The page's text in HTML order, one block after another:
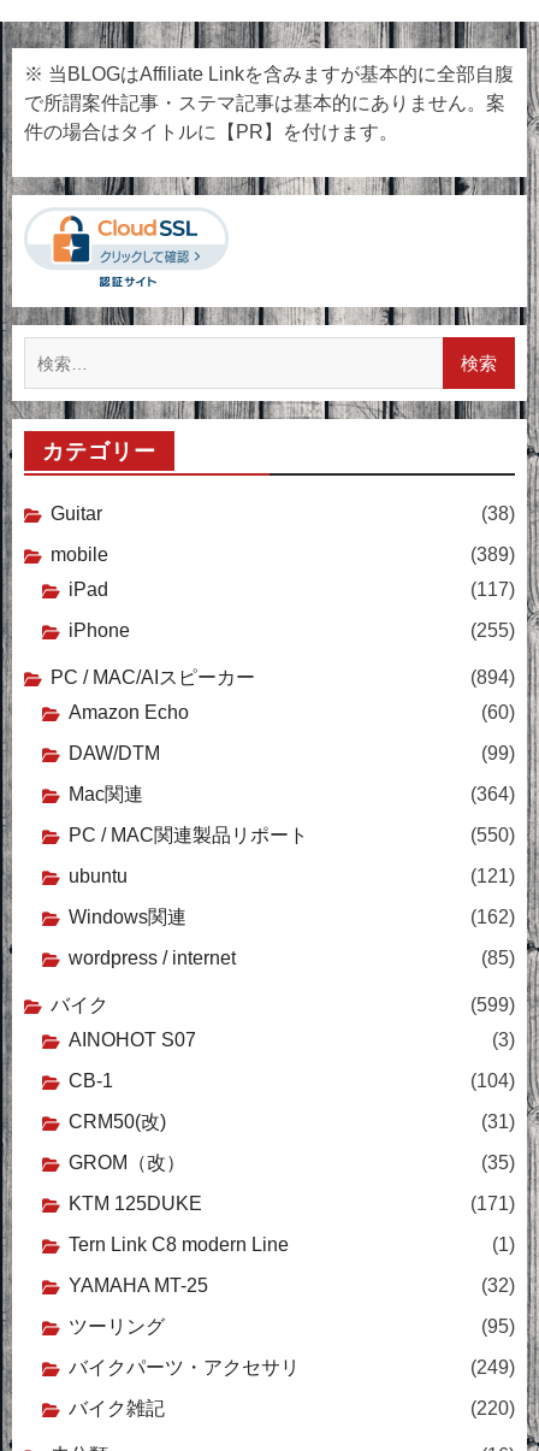
※ 当BLOGはAffiliate Linkを含みますが基本的に全部自腹
で所謂案件記事・ステマ記事は基本的にありません。案
件の場合はタイトルに【PR】を付けます。
索:
カテゴリー
Guitar
(38)
mobile
(389)
iPad
(117)
iPhone
(255)
PC / MAC/AIスピーカー
(894)
Amazon Echo
(60)
DAW/DTM
(99)
Mac関連
(364)
PC / MAC関連製品リポート
(550)
ubuntu
(121)
Windows関連
(162)
wordpress / internet
(85)
バイク
(599)
AINOHOT S07
(3)
CB-1
(104)
CRM50(改)
(31)
GROM（改）
(35)
KTM 125DUKE
(171)
Tern Link C8 modern Line
(1)
YAMAHA MT-25
(32)
ツーリング
(95)
バイクパーツ・アクセサリ
(249)
バイク雑記
(220)